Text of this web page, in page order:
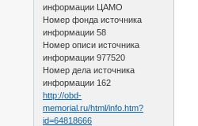
информации ЦАМО
Номер фонда источника
информации 58
Номер описи источника
информации 977520
Номер дела источника
информации 162
http://obd-
memorial.ru/html/info.htm?
id=64818666